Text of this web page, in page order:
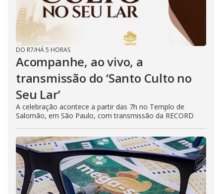
DO R7/HÁ 5 HORAS
Acompanhe, ao vivo, a
transmissão do ‘Santo Culto no
Seu Lar’
A celebração acontece a partir das 7h no Templo de
Salomão, em São Paulo, com transmissão da RECORD